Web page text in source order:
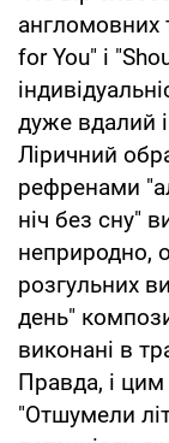
англомовних
for You" і
дуже вдалий
Ліричний
рефренами
ніч без сну"
неприродно,
розгульних
день"
виконані в
Правда, і цим
"Отшумели